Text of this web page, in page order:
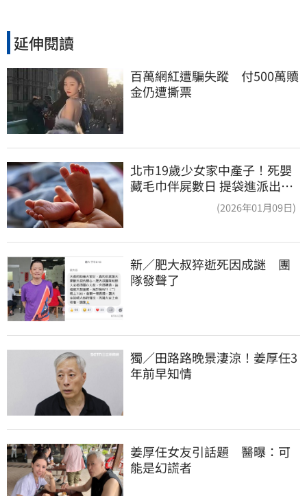
延伸閱讀
百萬網紅遭騙失蹤　付500萬贖
金仍遭撕票
北市19歲少女家中產子！死嬰
藏毛巾伴屍數日 提袋進派出所
(2026年01月09日)
新／肥大叔猝逝死因成謎　團
隊發聲了
獨／田路路晚景淒涼！姜厚任3
年前早知情
姜厚任女友引話題　醫曝：可
能是幻謊者